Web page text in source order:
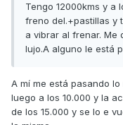
Tengo 12000kms y a
freno del.+pastillas y
a vibrar al frenar. Me
lujo.A alguno le está
A mí me está pasando
luego a los 10.000 y la
de los 15.000 y se lo e